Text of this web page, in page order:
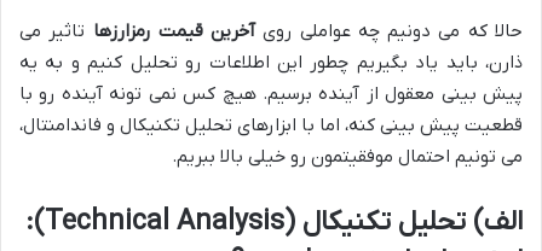
حالا که می دونیم چه عواملی رویآخرین قیمت رمزارزها تاثیر می
ذارن، باید یاد بگیریم چطور این اطلاعات رو تحلیل کنیم و به یه
پیش بینی معقول از آینده برسیم. هیچ کس نمی تونه آینده رو با
قطعیت پیش بینی کنه، اما با ابزارهای تحلیل تکنیکال و فاندامنتال،
می تونیم احتمال موفقیتمون رو خیلی بالا ببریم.
الف) تحلیل تکنیکال (Technical Analysis):